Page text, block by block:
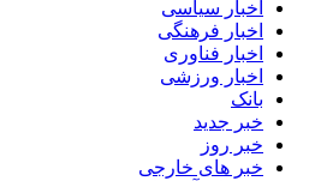
اخبار سیاسی
اخبار فرهنگی
اخبار فناوری
اخبار ورزشی
بانک
خبر جدید
خبر روز
خبر های خارجی